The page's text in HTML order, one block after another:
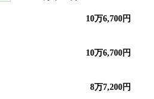
10万6,700円
10万6,700円
8万7,200円